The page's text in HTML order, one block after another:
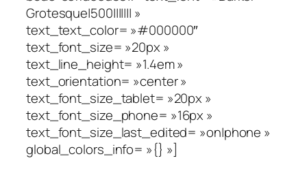
Grotesque|500||||||| »
text_text_color= »#000000″
text_font_size= »20px »
text_line_height= »1.4em »
text_orientation= »center »
text_font_size_tablet= »20px »
text_font_size_phone= »16px »
text_font_size_last_edited= »on|phone »
global_colors_info= »{} »]